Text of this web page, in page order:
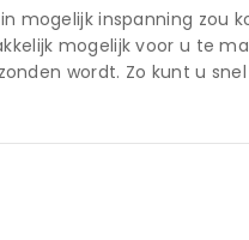
mogelijk inspanning zou
mogelijk voor u te
wordt. Zo kunt u